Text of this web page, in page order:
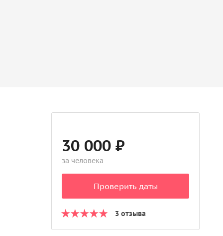
30 000 ₽
за человека
Проверить даты
3 отзыва